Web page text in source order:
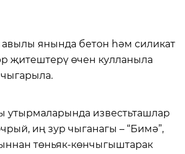
янында бетон һәм силикат
җитештерү өчен кулланыла
утырмаларында известьташлар
иң зур чыганагы – “Бимә”,
төньяк-көнчыгыштарак